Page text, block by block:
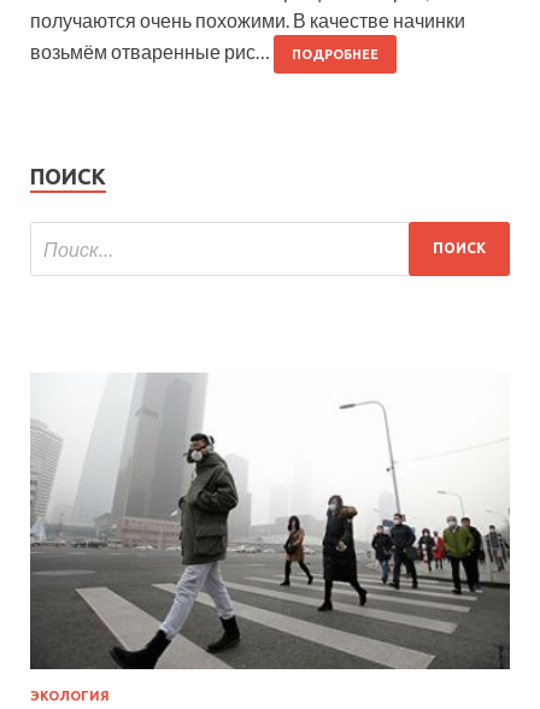
получаются очень похожими. В качестве начинки
возьмём отваренные рис…
ПОДРОБНЕЕ
ПОИСК
ЭКОЛОГИЯ